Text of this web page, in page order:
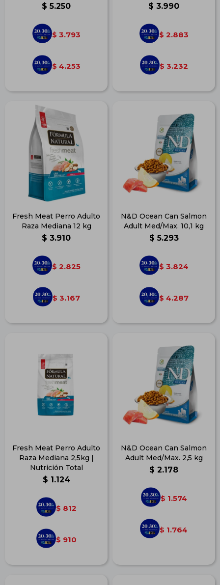
$ 5.250
$ 3.793
$ 4.253
$ 3.990
$ 2.883
$ 3.232
Fresh Meat Perro Adulto
Raza Mediana 12 kg
$ 3.910
$ 2.825
$ 3.167
N&D Ocean Can Salmon
Adult Med/Max. 10,1 kg
$ 5.293
$ 3.824
$ 4.287
Fresh Meat Perro Adulto
Raza Mediana 2,5kg |
Nutrición Total
$ 1.124
$ 812
$ 910
N&D Ocean Can Salmon
Adult Med/Max. 2,5 kg
$ 2.178
$ 1.574
$ 1.764